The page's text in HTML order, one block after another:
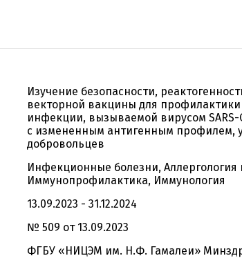
Изучение безопасности,
векторной вакцины для
инфекции, вызываемой вирусом
с измененным антигенным профилем,
добровольцев
Инфекционные болезни, Аллергология
Иммунопрофилактика, Иммунология
13.09.2023 - 31.12.2024
№ 509 от 13.09.2023
ФГБУ «НИЦЭМ им. Н.Ф. Гамалеи»